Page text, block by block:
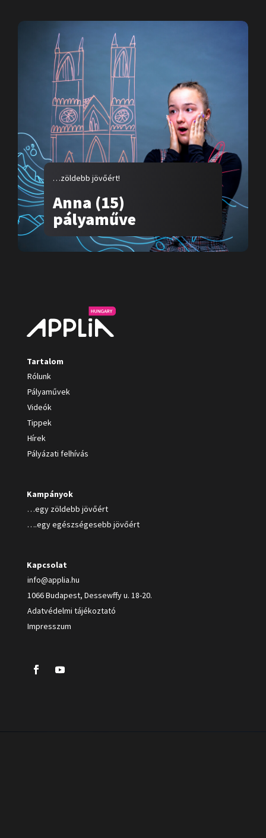
…zöldebb jövőért!
Anna (15)
pályaműve
Tartalom
Rólunk
Pályaművek
Videók
Tippek
Hírek
Pályázati felhívás
Kampányok
…egy zöldebb jövőért
….egy egészségesebb jövőért
Kapcsolat
info@applia.hu
1066 Budapest, Dessewffy u. 18-20.
Adatvédelmi tájékoztató
Impresszum